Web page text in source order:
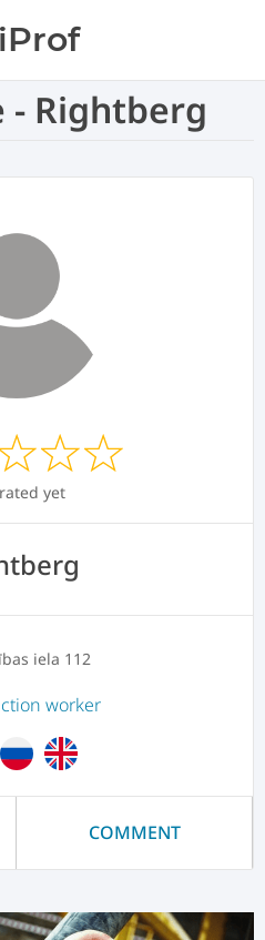
iProf
- Rightberg
yet
iela 112
worker
COMMENT